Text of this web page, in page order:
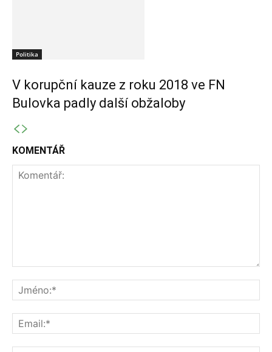
Politika
V korupční kauze z roku 2018 ve FN
Bulovka padly další obžaloby
KOMENTÁŘ